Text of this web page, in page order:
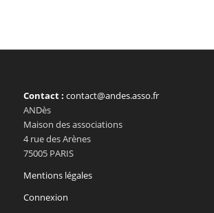
Contact : contact@andes.asso.fr
ANDès
Maison des associations
4 rue des Arènes
75005 PARIS
Mentions légales
Connexion